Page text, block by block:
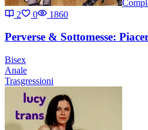
2
0 1860
Perverse & Sottomesse:
Bisex
Anale
Trasgressioni